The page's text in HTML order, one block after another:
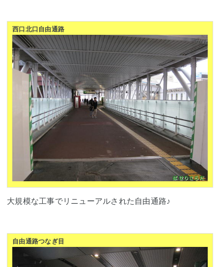
西口北口自由通路
大規模な工事でリニューアルされた自由通路♪
自由通路つなぎ目